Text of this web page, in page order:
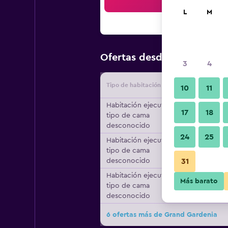
Ofertas desde Oferta
Tipo de habitación
Habitación ejecutiva,
tipo de cama
desconocido
Habitación ejecutiva,
tipo de cama
desconocido
Habitación ejecutiva,
tipo de cama
desconocido
6 ofertas más de Grand Gardenia
L M
3 4
10 11
17 18
24 25
31
Más barato